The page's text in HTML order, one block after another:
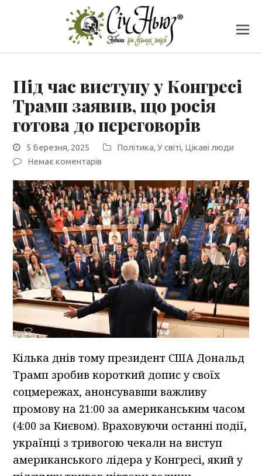
Під час виступу у Конгресі
Трамп заявив, що росія
готова до переговорів
5 Березня, 2025 Політика,У світі, Цікаві люди
Немає коментарів
Кілька днів тому президент США Дональд
Трамп зробив короткий допис у своїх
соцмережах, анонсувавши важливу
промову на 21:00 за американським часом
(4:00 за Києвом). Враховуючи останні події,
українці з тривогою чекали на виступ
американського лідера у Конгресі, який у